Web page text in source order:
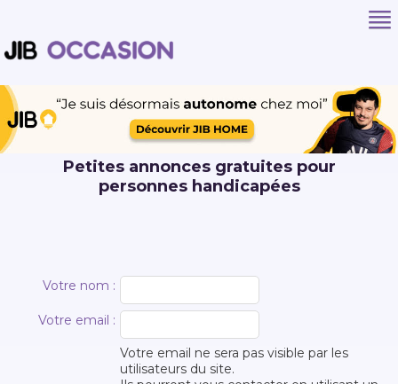
Petites annonces gratuites pour
personnes handicapées
Votre nom :
Votre email :
Votre email ne sera pas visible par les
utilisateurs du site.